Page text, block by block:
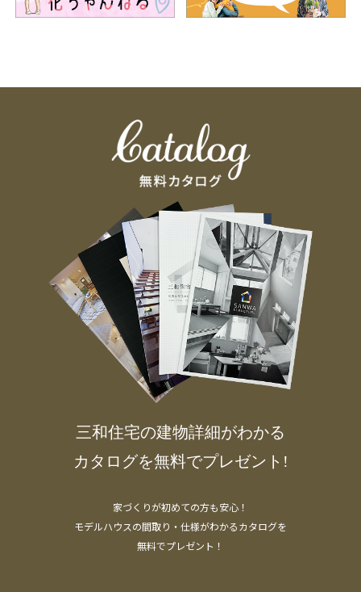
三和住宅の建物詳細がわかる
カタログを無料でプレゼント!
家づくりが初めての方も安心！
モデルハウスの間取り・仕様がわかるカタログを
無料でプレゼント！